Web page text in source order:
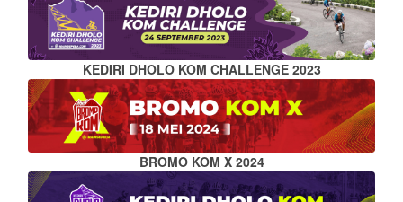
KEDIRI DHOLO KOM CHALLENGE 2023
BROMO KOM X 2024